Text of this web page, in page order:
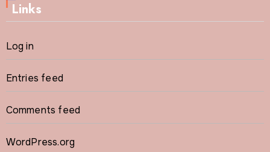
Links
Log in
Entries feed
Comments feed
WordPress.org